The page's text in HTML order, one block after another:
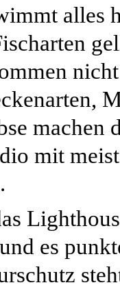
alles
machen
mit
es